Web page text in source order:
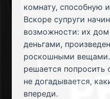
комнату, способную
Вскоре супруги
возможности: их дом
деньгами,
роскошными вещами.
решается попросить
не догадывается,
впереди.